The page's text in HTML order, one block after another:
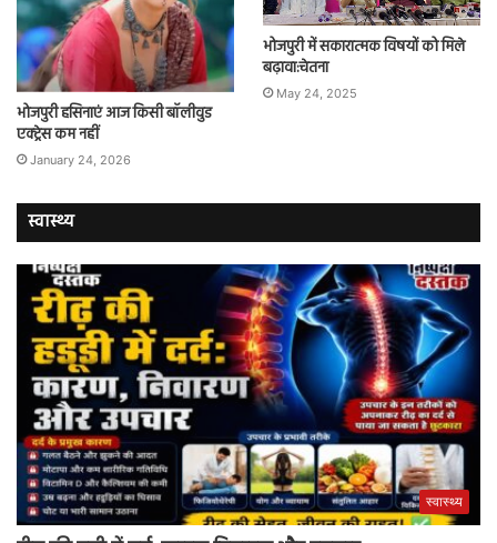
भोजपुरी हसिनाएं आज किसी बॉलीवुड
एक्ट्रेस कम नहीं
January 24, 2026
भोजपुरी में सकारात्मक विषयों को मिले
बढ़ावा:चेतना
May 24, 2025
स्वास्थ्य
स्वास्थ्य